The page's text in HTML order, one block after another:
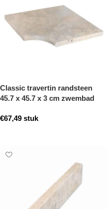
Classic travertin randsteen
45.7 x 45.7 x 3 cm zwembad
€67,49 stuk